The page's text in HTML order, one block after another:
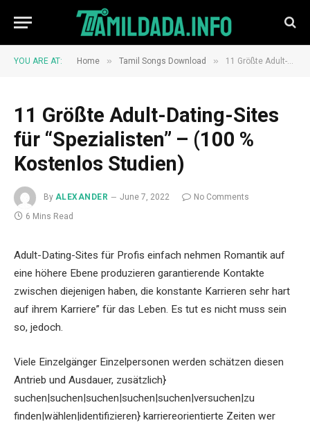
YOU ARE AT: Home » Tamil Songs Download » 11 Größte Adult-Dating-Sites für “Spezialisten” – (100 % Kostenlos Studien)
11 Größte Adult-Dating-Sites
für “Spezialisten” – (100 %
Kostenlos Studien)
By ALEXANDER June 7, 2022
No Comments
6 Mins Read
Adult-Dating-Sites für Profis einfach nehmen Romantik auf
eine höhere Ebene produzieren garantierende Kontakte
zwischen diejenigen haben, die konstante Karrieren sehr hart
auf ihrem Karriere” für das Leben. Es tut es nicht muss sein
so, jedoch.
Viele Einzelgänger Einzelpersonen werden schätzen diesen
Antrieb und Ausdauer, zusätzlich}
suchen|suchen|suchen|suchen|suchen|versuchen|zu
finden|wählen|identifizieren} karriereorientierte Zeiten wer